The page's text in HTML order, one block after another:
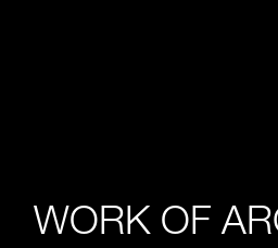
WORK OF